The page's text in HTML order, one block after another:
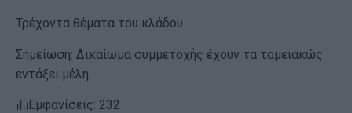
Τρέχοντα θέματα του κλάδου.
Σημείωση: Δικαίωμα συμμετοχής έχουν τα ταμειακώς
εντάξει μέλη.
Εμφανίσεις: 232